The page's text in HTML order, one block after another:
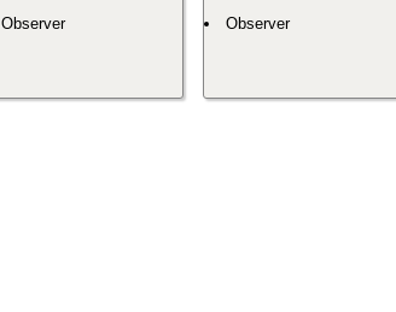
Observer
Observer